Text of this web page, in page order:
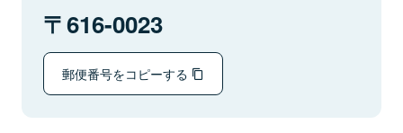
616-0023
郵便番号をコピーする